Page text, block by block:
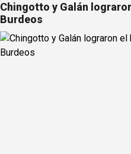
Chingotto y Galán
Burdeos